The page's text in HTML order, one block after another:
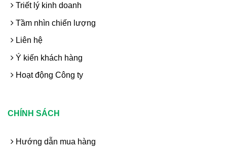
Triết lý kinh doanh
Tầm nhìn chiến lượng
Liên hệ
Ý kiến khách hàng
Hoạt động Công ty
CHÍNH SÁCH
Hướng dẫn mua hàng